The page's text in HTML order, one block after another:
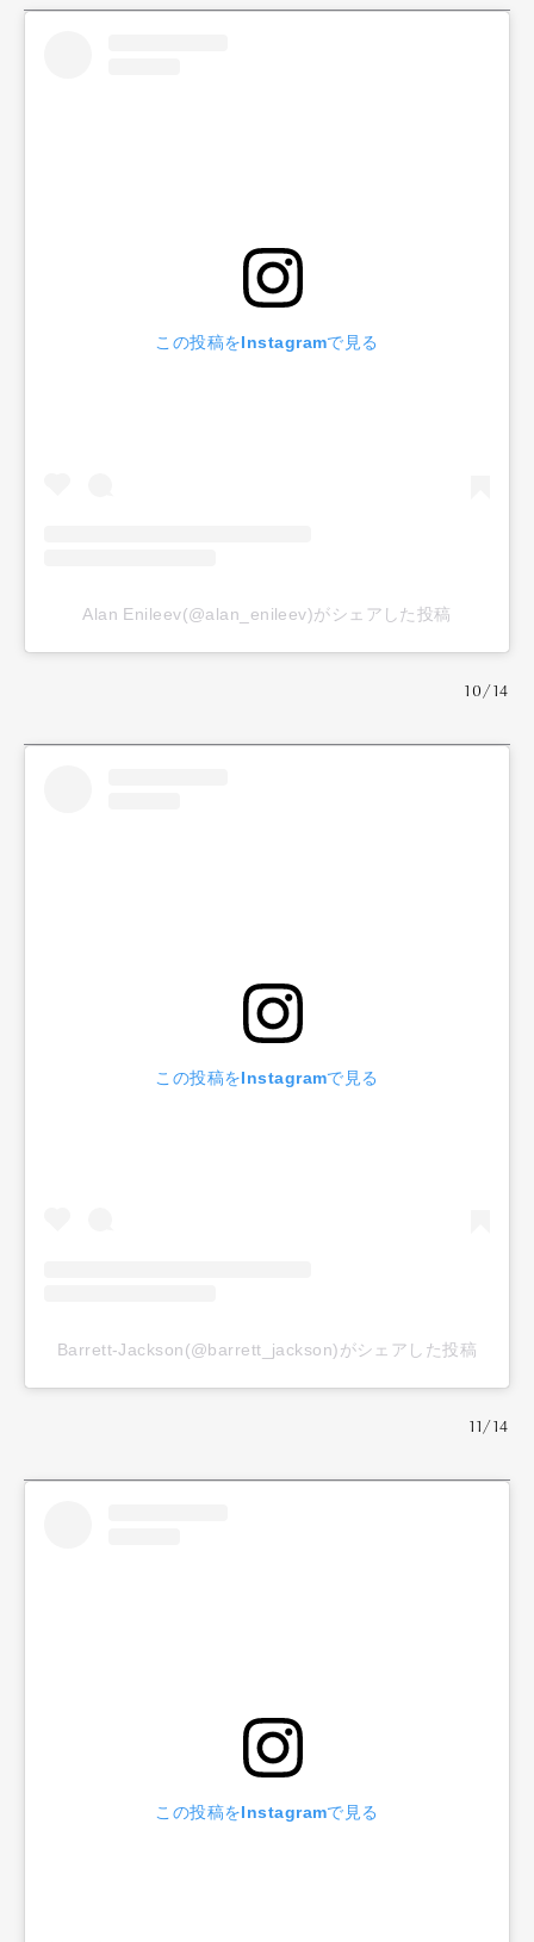
この投稿をInstagramで見る
Alan Enileev(@alan_enileev)がシェアした投稿
10/14
この投稿をInstagramで見る
Barrett-Jackson(@barrett_jackson)がシェアした投稿
11/14
この投稿をInstagramで見る